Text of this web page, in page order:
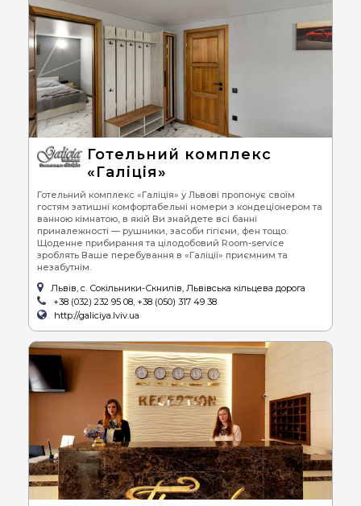
Готельний комплекс
«Галіція»
Готельний комплекс «Галіція» у Львові пропонує своїм
гостям затишні комфортабельні номери з кондеціонером та
ванною кімнатою, в якій Ви знайдете всі банні
приналежності — рушники, засоби гігієни, фен тощо.
Щоденне прибирання та цілодобовий Room-service
зроблять Ваше перебування в «Галіції» приємним та
незабутнім.
Львів, с. Сокільники-Скнилів, Львівська кільцева дорога
+38 (032) 232 95 08, +38 (050) 317 49 38
http://galiciya.lviv.ua